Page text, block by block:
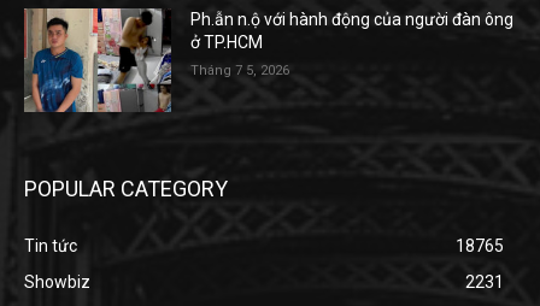
Ph.ẫn n.ộ với hành động của người đàn ông
ở TP.HCM
Tháng 7 5, 2026
POPULAR CATEGORY
Tin tức
18765
Showbiz
2231